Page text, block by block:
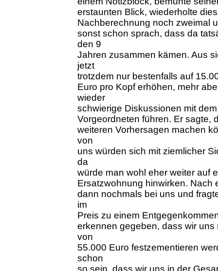
erstaunten Blick, wiederholte
Nachberechnung noch zweimal
sonst schon sprach, dass da
den 9
Jahren zusammen kämen. Aus
jetzt
trotzdem nur bestenfalls auf
Euro pro Kopf erhöhen, mehr
wieder
schwierige Diskussionen mit
Vorgeordneten führen. Er sagte,
weiteren Vorhersagen machen
von
uns würden sich mit ziemlicher
da
würde man wohl eher weiter auf
Ersatzwohnung hinwirken. Nach
dann nochmals bei uns und
im
Preis zu einem
erkennen gegeben, dass wir
von
55.000 Euro festzementieren
schon
so sein, dass wir uns in der